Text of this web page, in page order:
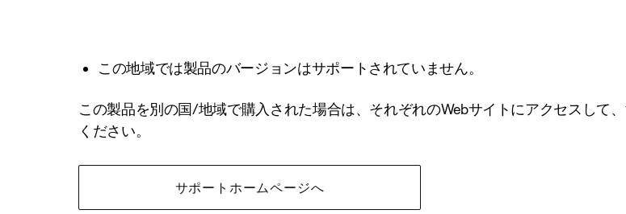
この地域では製品のバージョンはサポートされていません。
この製品を別の国/地域で購入された場合は、それぞれのWebサイトにアクセスして
ください。
サポートホームページへ